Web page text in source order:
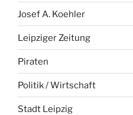
Josef A. Koehler
Leipziger Zeitung
Piraten
Politik / Wirtschaft
Stadt Leipzig